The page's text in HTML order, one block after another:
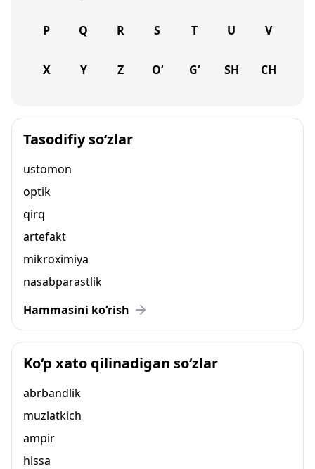
P Q R S T U V
X Y Z O‘ G‘ SH CH
Tasodifiy so‘zlar
ustomon
optik
qirq
artefakt
mikroximiya
nasabparastlik
Hammasini ko‘rish
Ko‘p xato qilinadigan so‘zlar
abrbandlik
muzlatkich
ampir
hissa